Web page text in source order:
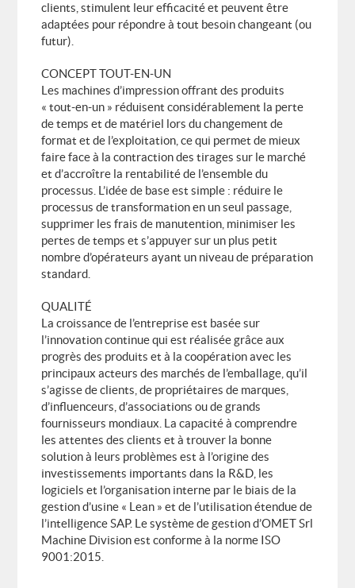
clients, stimulent leur efficacité et peuvent être
adaptées pour répondre à tout besoin changeant (ou
futur).
CONCEPT TOUT-EN-UN
Les machines d’impression offrant des produits
« tout-en-un » réduisent considérablement la perte
de temps et de matériel lors du changement de
format et de l’exploitation, ce qui permet de mieux
faire face à la contraction des tirages sur le marché
et d’accroître la rentabilité de l’ensemble du
processus. L’idée de base est simple : réduire le
processus de transformation en un seul passage,
supprimer les frais de manutention, minimiser les
pertes de temps et s’appuyer sur un plus petit
nombre d’opérateurs ayant un niveau de préparation
standard.
QUALITÉ
La croissance de l’entreprise est basée sur
l’innovation continue qui est réalisée grâce aux
progrès des produits et à la coopération avec les
principaux acteurs des marchés de l’emballage, qu’il
s’agisse de clients, de propriétaires de marques,
d’influenceurs, d’associations ou de grands
fournisseurs mondiaux. La capacité à comprendre
les attentes des clients et à trouver la bonne
solution à leurs problèmes est à l’origine des
investissements importants dans la R&D, les
logiciels et l’organisation interne par le biais de la
gestion d’usine « Lean » et de l’utilisation étendue de
l’intelligence SAP. Le système de gestion d’OMET Srl
Machine Division est conforme à la norme ISO
9001:2015.